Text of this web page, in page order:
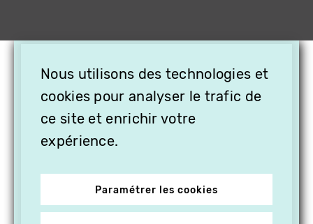
Nous utilisons des technologies et
cookies pour analyser le trafic de
ce site et enrichir votre
expérience.
Paramétrer les cookies
OFFREZ LA VIDÉO EN
CADEAU, ABONNEZ VOS
PROCHES À VITHÈQUE !